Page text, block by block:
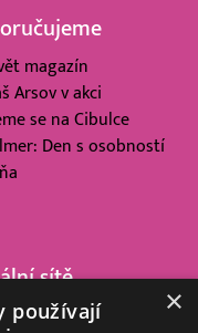
magazín
Arsov v akci
se na Cibulce
Den s osobností
sítě
×
používají